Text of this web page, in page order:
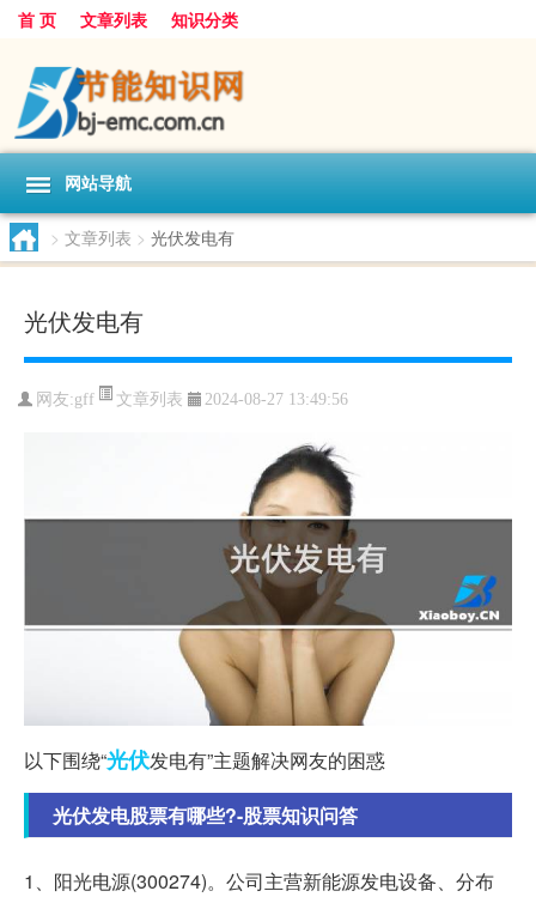
首 页 文章列表 知识分类
网站导航
> 文章列表 > 光伏发电有
光伏发电有
网友:gff 文章列表 2024-08-27 13:49:56
以下围绕“光伏发电有”主题解决网友的困惑
光伏发电股票有哪些?-股票知识问答
1、阳光电源(300274)。公司主营新能源发电设备、分布